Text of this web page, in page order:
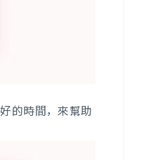
的時間，來幫助